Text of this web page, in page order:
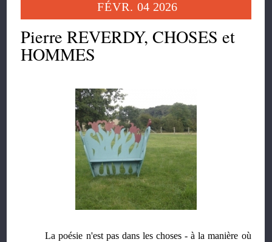
FÉVR. 04 2026
Pierre REVERDY, CHOSES et
HOMMES
La poésie n'est pas dans les choses - à la manière où